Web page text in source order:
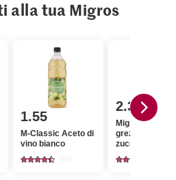
alla tua Migros
1.55
M-Classic Aceto di
vino bianco
2.30
Migros
grezzo da
zucchero